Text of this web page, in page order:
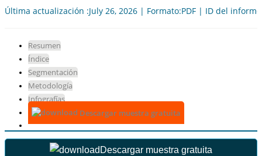
Última actualización :July 26, 2026 | Formato:PDF | ID del
Resumen
Índice
Segmentación
Metodología
Infografías
Descargar muestra gratuita
Descargar muestra gratuita